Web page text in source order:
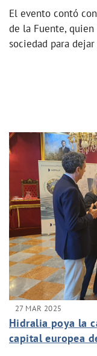
El evento contó
de la Fuente,
sociedad para
27 MAR 2025
Hidralia poya la
capital europea